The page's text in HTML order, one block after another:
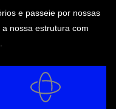
e passeie por nossas
nossa estrutura com